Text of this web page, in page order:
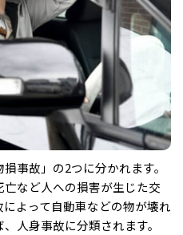
事故」の2つに分かれます。
など人への損害が生じた交
よって自動車などの物が壊れ
人身事故に分類されます。